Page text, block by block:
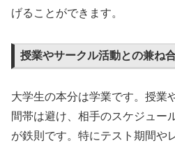
げることができます。
授業やサークル活動との兼ね
大学生の本分は学業です。授業
間帯は避け、相手のスケジュー
が鉄則です。特にテスト期間や